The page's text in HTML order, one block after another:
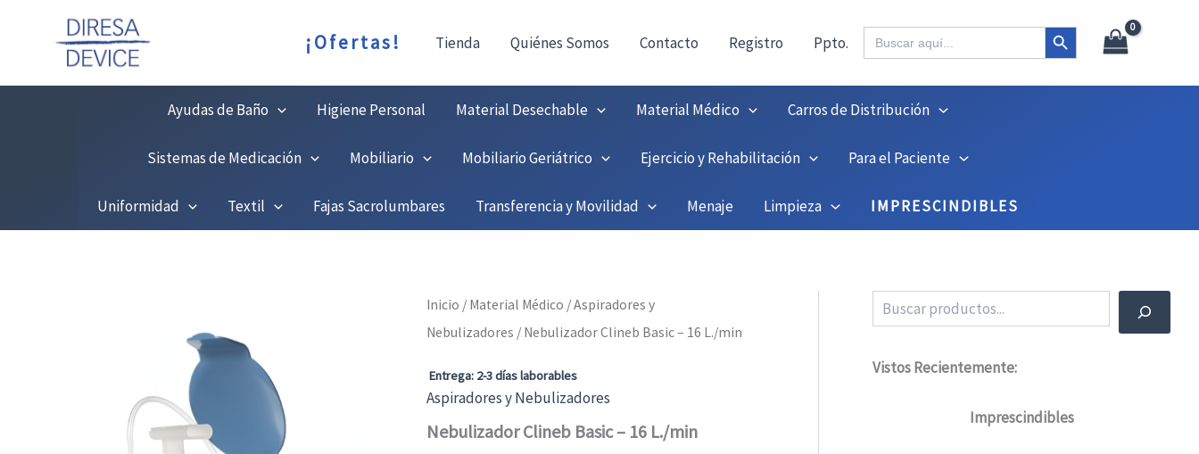
¡Ofertas! Tienda Quiénes Somos Contacto Registro Ppto.
Buscar: Botón de búsqueda
Ayudas de Baño Higiene Personal Material Desechable Material Médico Carros de Distribución
Sistemas de Medicación Mobiliario Mobiliario Geriátrico Ejercicio y Rehabilitación Para el Paciente
Uniformidad Textil Fajas Sacrolumbares Transferencia y Movilidad Menaje Limpieza IMPRESCINDIBLES
Inicio / Material Médico /Aspiradores y
Nebulizadores / Nebulizador Clineb Basic – 16 L./min
Entrega: 2-3 días laborables
Aspiradores y Nebulizadores
Nebulizador Clineb Basic – 16 L./min
Vistos Recientemente:
Imprescindibles